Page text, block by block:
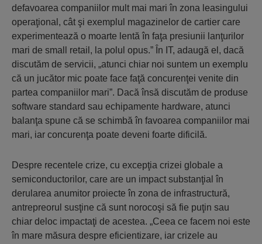
defavoarea companiilor mult mai mari în zona leasingului
operaţional, cât şi exemplul magazinelor de cartier care
experimentează o moarte lentă în faţa presiunii lanţurilor
mari de small retail, la polul opus.” În IT, adaugă el, dacă
discutăm de servicii, „atunci chiar noi suntem un exemplu
că un jucător mic poate face faţă concurenţei venite din
partea companiilor mari”. Dacă însă discutăm de produse
software standard sau echipamente hardware, atunci
balanţa spune că se schimbă în favoarea companiilor mai
mari, iar concurenţa poate deveni foarte dificilă.
Despre recentele crize, cu excepţia crizei globale a
semiconductorilor, care are un impact substanţial în
derularea anumitor proiecte în zona de infrastructură,
antrepreorul susţine că sunt norocoşi să fie puţin sau
chiar deloc impactaţi de acestea. „Ceea ce facem noi este
în mare măsura despre eficientizare, iar crizele au